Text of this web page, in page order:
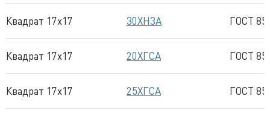
Квадрат 17x17 30ХН3А ГОСТ
Квадрат 17x17 20ХГСА ГОСТ
Квадрат 17x17 25ХГСА ГОСТ